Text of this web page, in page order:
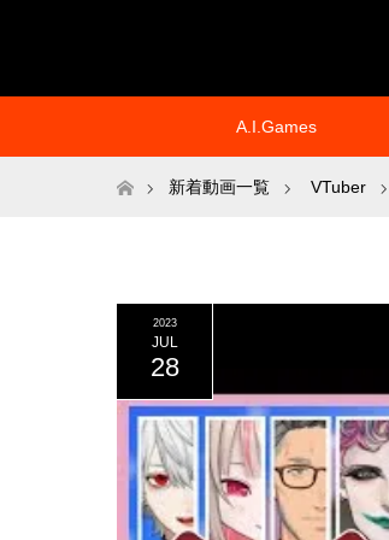
A.I.Games
ホーム新着動画一覧 VTuber
2023
JUL
28